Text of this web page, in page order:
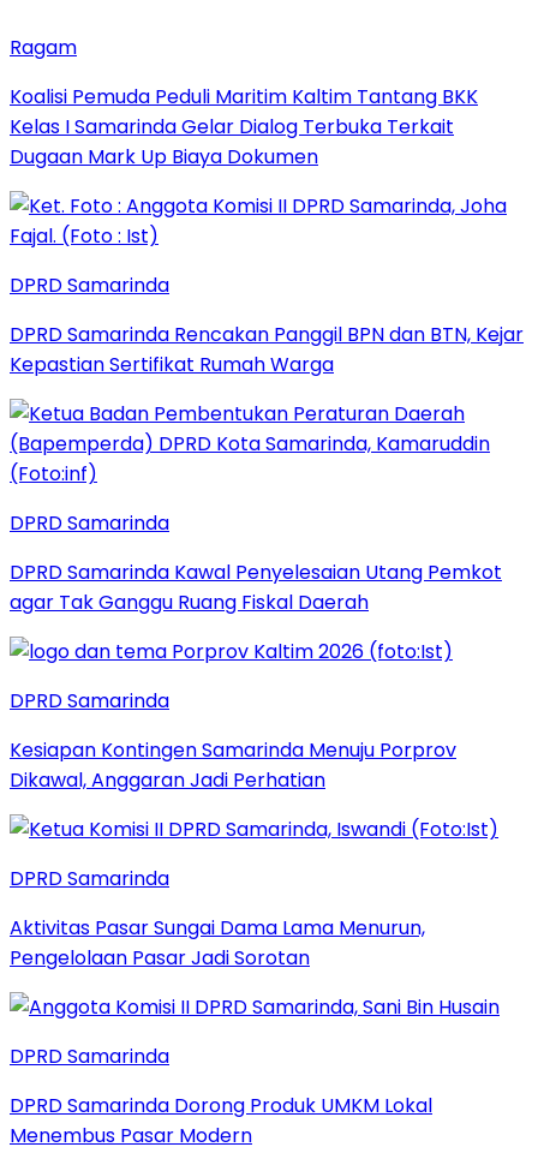
Ragam
Koalisi Pemuda Peduli Maritim Kaltim Tantang BKK
Kelas I Samarinda Gelar Dialog Terbuka Terkait
Dugaan Mark Up Biaya Dokumen
DPRD Samarinda
DPRD Samarinda Rencakan Panggil BPN dan BTN, Kejar
Kepastian Sertifikat Rumah Warga
DPRD Samarinda
DPRD Samarinda Kawal Penyelesaian Utang Pemkot
agar Tak Ganggu Ruang Fiskal Daerah
DPRD Samarinda
Kesiapan Kontingen Samarinda Menuju Porprov
Dikawal, Anggaran Jadi Perhatian
DPRD Samarinda
Aktivitas Pasar Sungai Dama Lama Menurun,
Pengelolaan Pasar Jadi Sorotan
DPRD Samarinda
DPRD Samarinda Dorong Produk UMKM Lokal
Menembus Pasar Modern